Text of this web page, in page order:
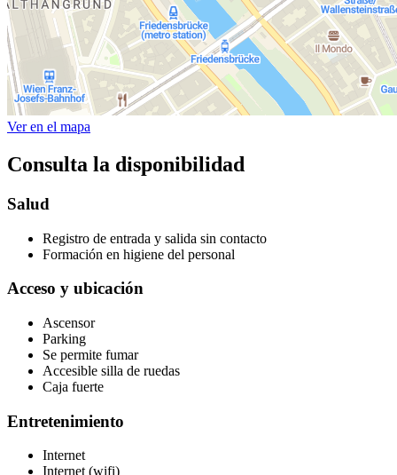
Ver en el mapa
Consulta la disponibilidad
Salud
Registro de entrada y salida sin contacto
Formación en higiene del personal
Acceso y ubicación
Ascensor
Parking
Se permite fumar
Accesible silla de ruedas
Caja fuerte
Entretenimiento
Internet
Internet (wifi)